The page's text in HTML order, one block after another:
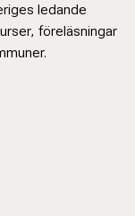
ledande
föreläsningar